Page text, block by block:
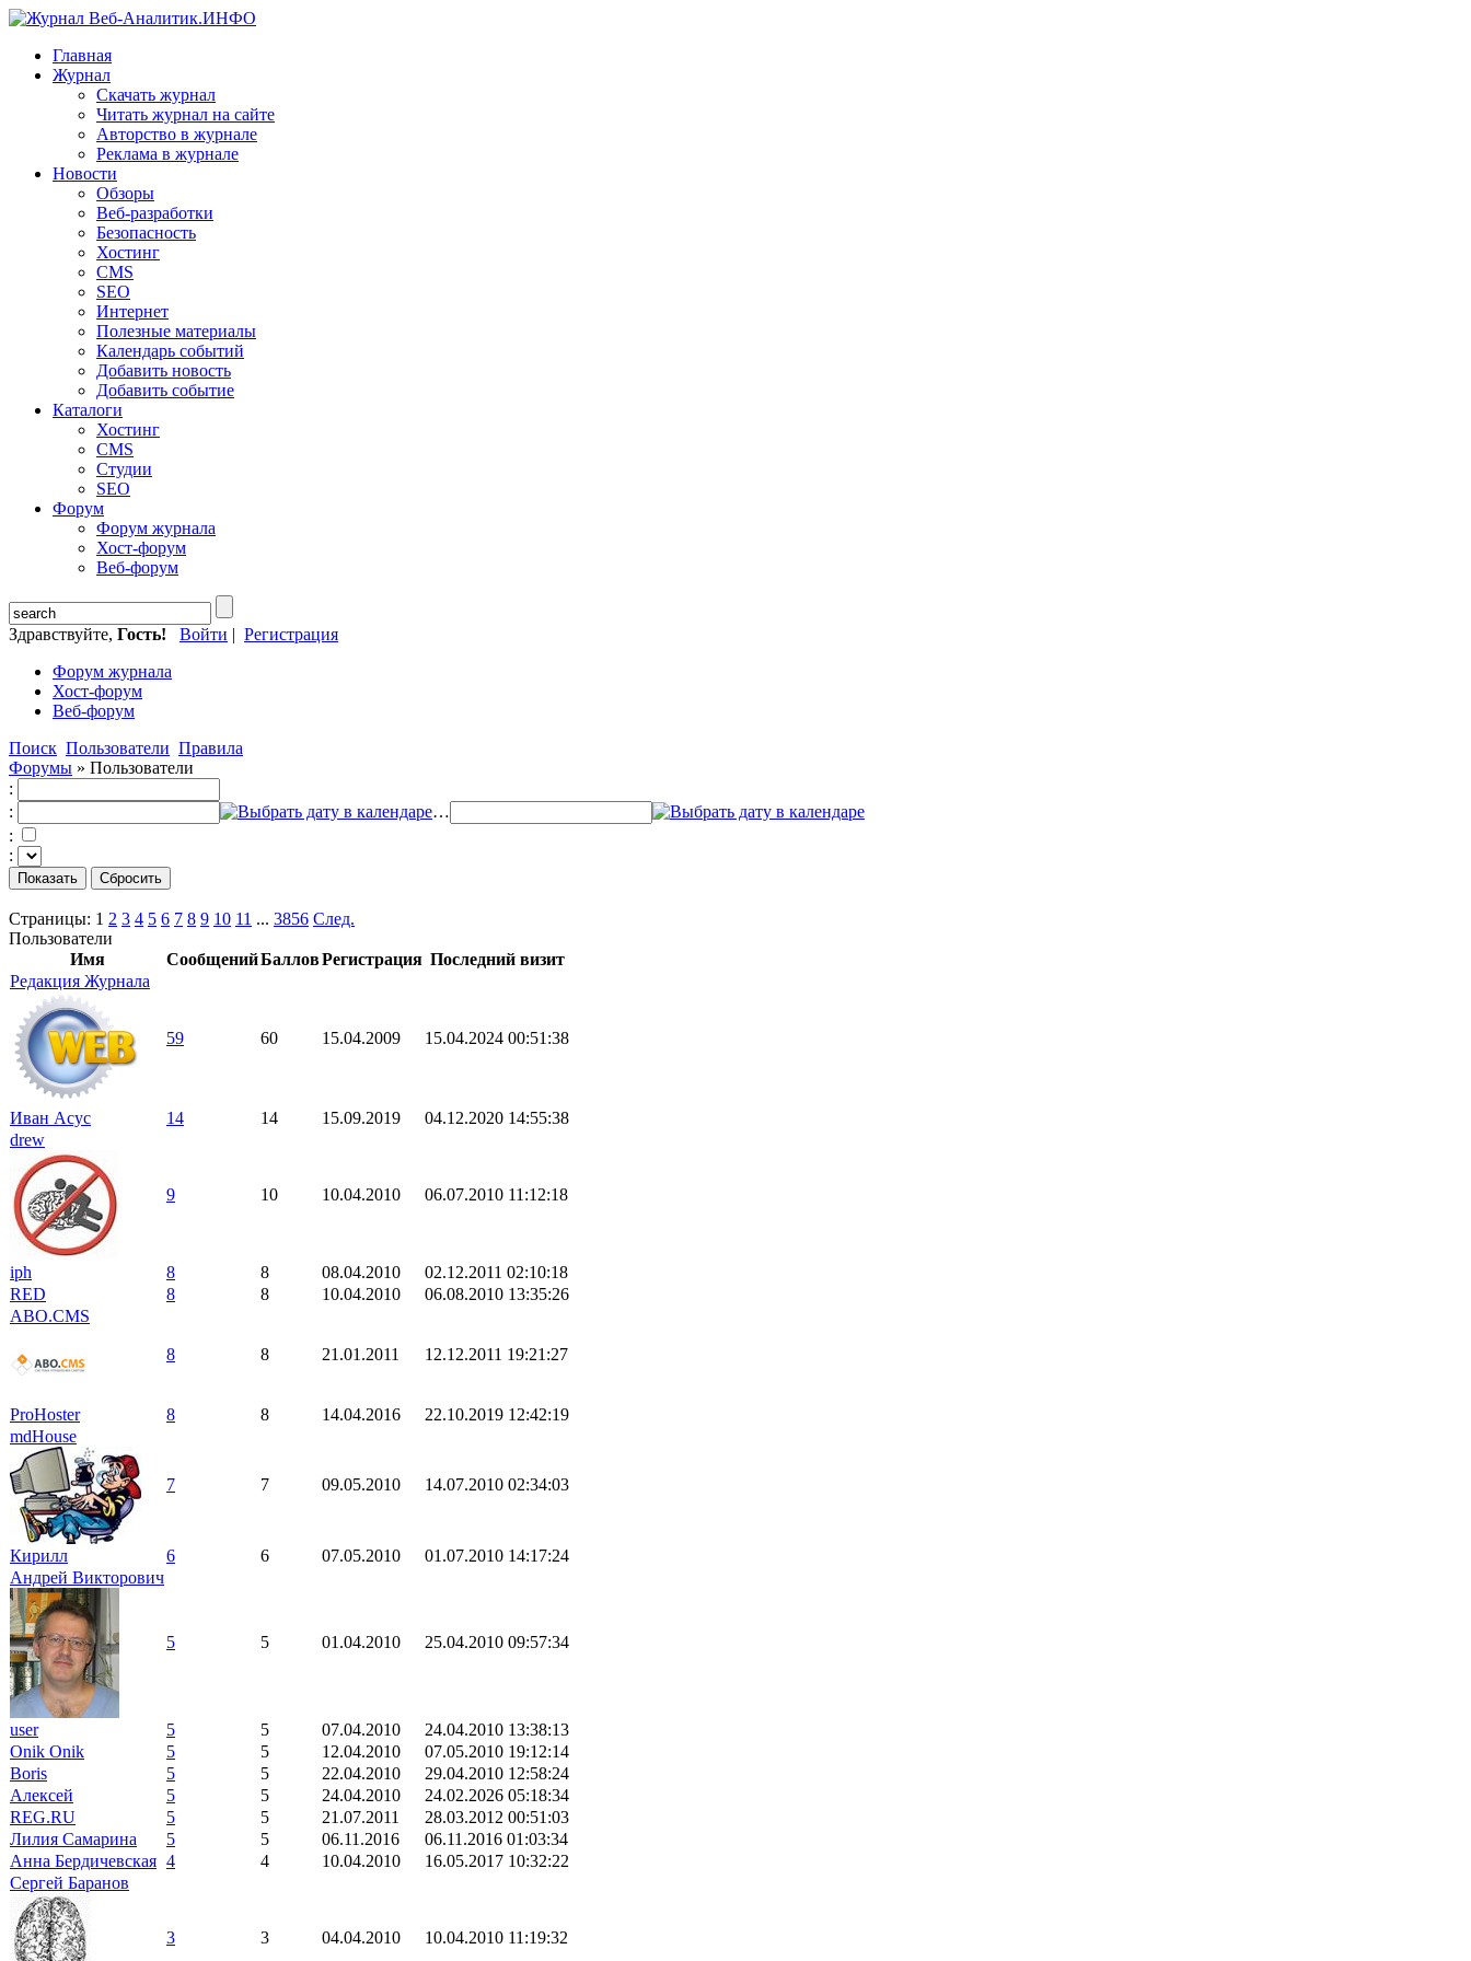
Главная
Журнал
Скачать журнал
Читать журнал на сайте
Авторство в журнале
Реклама в журнале
Новости
Обзоры
Веб-разработки
Безопасность
Хостинг
CMS
SEO
Интернет
Полезные материалы
Календарь событий
Добавить новость
Добавить событие
Каталоги
Хостинг
CMS
Студии
SEO
Форум
Форум журнала
Хост-форум
Веб-форум
Здравствуйте, Гость! Войти | Регистрация
Форум журнала
Хост-форум
Веб-форум
Поиск Пользователи Правила
Форумы » Пользователи
:
:
…
:
:
Страницы: 1 2 3 4 5 6 7 8 9 10 11 ... 3856 След.
Пользователи
Имя
СообщенийБалловРегистрация Последний визит
Редакция Журнала
59 60 15.04.2009 15.04.2024 00:51:38
Иван Асус 14 14 15.09.2019
04.12.2020 14:55:38
drew
9 10 10.04.2010 06.07.2010 11:12:18
iph 8 8 08.04.2010
02.12.2011 02:10:18
RED
8 8 10.04.2010
06.08.2010 13:35:26
ABO.CMS
8 8 21.01.2011 12.12.2011 19:21:27
ProHoster 8 8 14.04.2016
22.10.2019 12:42:19
mdHouse
7 7 09.05.2010 14.07.2010 02:34:03
Кирилл 6 6 07.05.2010
01.07.2010 14:17:24
Андрей Викторович
5 5 01.04.2010 25.04.2010 09:57:34
user 5 5 07.04.2010
24.04.2010 13:38:13
Onik Onik
5 5 12.04.2010
07.05.2010 19:12:14
Boris
5 5 22.04.2010
29.04.2010 12:58:24
Алексей
5 5 24.04.2010
24.02.2026 05:18:34
REG.RU
5 5 21.07.2011
28.03.2012 00:51:03
Лилия Самарина
5 5 06.11.2016
06.11.2016 01:03:34
Анна Бердичевская 4 4 10.04.2010
16.05.2017 10:32:22
Сергей Баранов
3 3 04.04.2010 10.04.2010 11:19:32